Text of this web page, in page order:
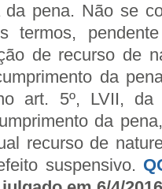
da pena. Não se
termos,
de recurso de
da
art. 5º, LVII,
da
recurso de
suspensivo.